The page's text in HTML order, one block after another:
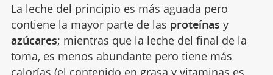
La leche del principio es más aguada pero
contiene la mayor parte de las proteínas y
azúcares; mientras que la leche del final de la
toma, es menos abundante pero tiene más
calorías (el contenido en grasa y vitaminas es